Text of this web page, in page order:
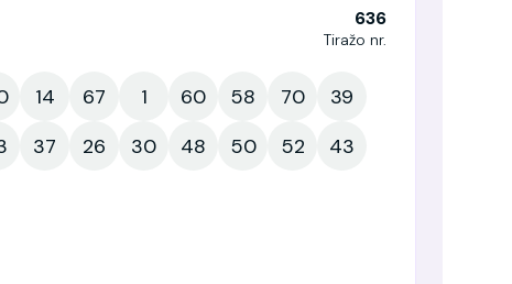
636
Tiražo nr.
14 67 1 60 58 70
39
37 26 30 48 50 52
43